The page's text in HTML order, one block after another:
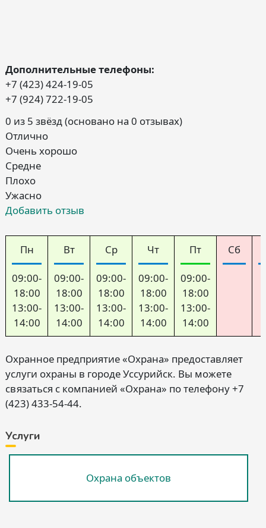
Дополнительные телефоны:
+7 (423) 424-19-05
+7 (924) 722-19-05
0 из 5 звёзд (основано на 0 отзывах)
Отлично
Очень хорошо
Средне
Плохо
Ужасно
Добавить отзыв
Пн
09:00-
18:00
13:00-
14:00
Вт
09:00-
18:00
13:00-
14:00
Ср
09:00-
18:00
13:00-
14:00
Чт
09:00-
18:00
13:00-
14:00
Пт
09:00-
18:00
13:00-
14:00
Сб
Охранное предприятие «Охрана» предоставляет
услуги охраны в городе Уссурийск. Вы можете
связаться с компанией «Охрана» по телефону +7
(423) 433-54-44.
Услуги
Охрана объектов